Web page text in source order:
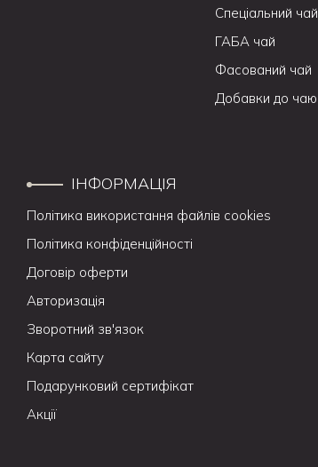
Спеціальний чай
ГАБА чай
Фасований чай
Добавки до чаю
ІНФОРМАЦІЯ
Політика використання файлів cookies
Політика конфіденційності
Договір оферти
Авторизація
Зворотний зв'язок
Карта сайту
Подарунковий сертифікат
Акції